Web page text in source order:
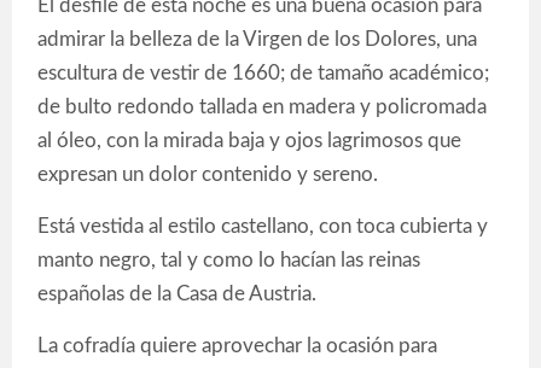
El desfile de esta noche es una buena ocasión para
admirar la belleza de la Virgen de los Dolores, una
escultura de vestir de 1660; de tamaño académico;
de bulto redondo tallada en madera y policromada
al óleo, con la mirada baja y ojos lagrimosos que
expresan un dolor contenido y sereno.
Está vestida al estilo castellano, con toca cubierta y
manto negro, tal y como lo hacían las reinas
españolas de la Casa de Austria.
La cofradía quiere aprovechar la ocasión para